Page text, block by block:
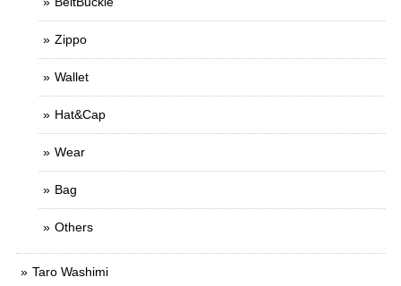
Zippo
Wallet
Hat&Cap
Wear
Bag
Others
Taro Washimi